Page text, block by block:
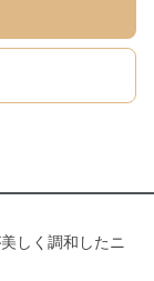
しく調和したニ